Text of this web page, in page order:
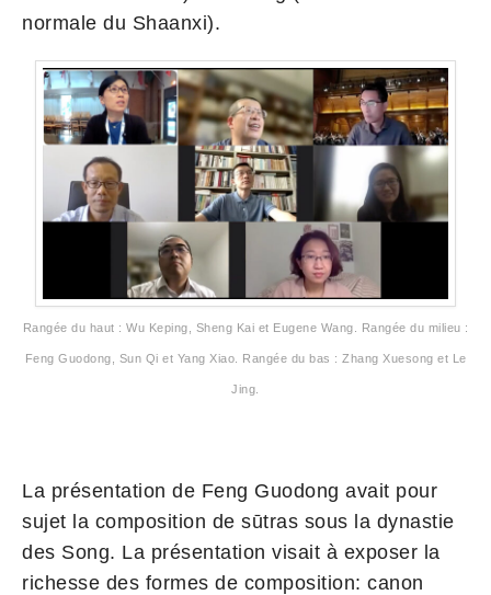
normale du Shaanxi).
Rangée du haut : Wu Keping, Sheng Kai et Eugene Wang. Rangée du milieu :
Feng Guodong, Sun Qi et Yang Xiao. Rangée du bas : Zhang Xuesong et Le
Jing.
La présentation de Feng Guodong avait pour
sujet la composition de sūtras sous la dynastie
des Song. La présentation visait à exposer la
richesse des formes de composition: canon